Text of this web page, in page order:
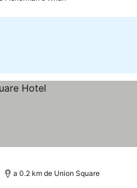
a 0.2 km de Union Square